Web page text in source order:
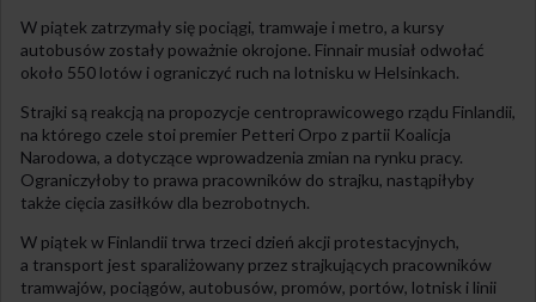
W piątek zatrzymały się pociągi, tramwaje i metro, a kursy
autobusów zostały poważnie okrojone. Finnair musiał odwołać
około 550 lotów i ograniczyć ruch na lotnisku w Helsinkach.
Strajki są reakcją na propozycje centroprawicowego rządu Finlandii,
na którego czele stoi premier Petteri Orpo z partii Koalicja
Narodowa, a dotyczące wprowadzenia zmian na rynku pracy.
Ograniczyłoby to prawa pracowników do strajku, nastąpiłyby
także cięcia zasiłków dla bezrobotnych.
W piątek w Finlandii trwa trzeci dzień akcji protestacyjnych,
a transport jest sparaliżowany przez strajkujących pracowników
tramwajów, pociągów, autobusów, promów, portów, lotnisk i linii